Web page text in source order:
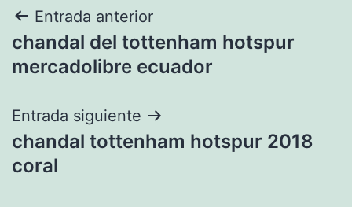
Navegación
de
Entrada anterior
chandal del tottenham hotspur
mercadolibre ecuador
Entrada siguiente
chandal tottenham hotspur 2018
coral